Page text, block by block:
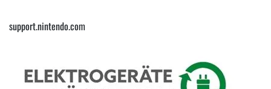
support.nintendo.com